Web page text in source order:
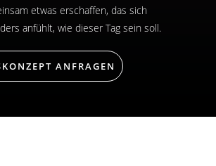
etwas erschaffen, das sich
anfühlt, wie dieser Tag sein soll.
ANFRAGEN